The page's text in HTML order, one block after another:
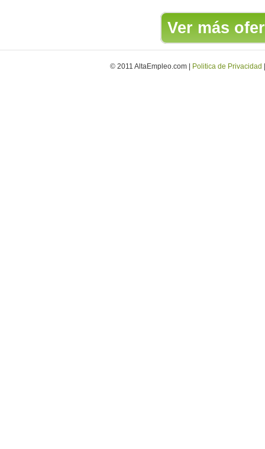
Ver más
© 2011 AltaEmpleo.com | Politica de Privacidad